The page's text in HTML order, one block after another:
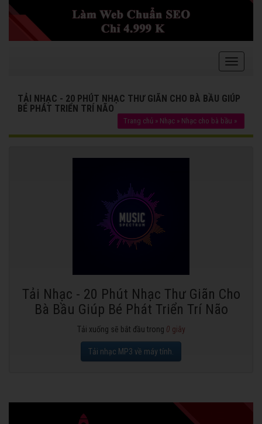
TẢI NHẠC - 20 PHÚT NHẠC THƯ GIÃN CHO BÀ BẦU GIÚP
BÉ PHÁT TRIỂN TRÍ NÃO
Trang chủ » Nhạc » Nhạc cho bà bầu »
Tải Nhạc - 20 Phút Nhạc Thư Giãn Cho
Bà Bầu Giúp Bé Phát Triển Trí Não
Tải xuống sẽ bắt đầu trong 0 giây
Tải nhạc MP3 về máy tính.